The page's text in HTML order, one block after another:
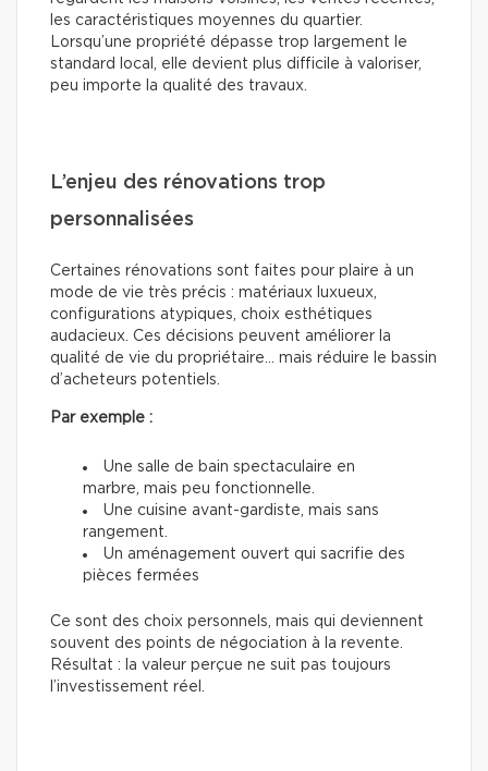
les caractéristiques moyennes du quartier.
Lorsqu’une propriété dépasse trop largement le
standard local, elle devient plus difficile à valoriser,
peu importe la qualité des travaux.
L’enjeu des rénovations trop
personnalisées
Certaines rénovations sont faites pour plaire à un
mode de vie très précis : matériaux luxueux,
configurations atypiques, choix esthétiques
audacieux. Ces décisions peuvent améliorer la
qualité de vie du propriétaire… mais réduire le bassin
d’acheteurs potentiels.
Par exemple :
Une salle de bain spectaculaire en
marbre, mais peu fonctionnelle.
Une cuisine avant-gardiste, mais sans
rangement.
Un aménagement ouvert qui sacrifie des
pièces fermées
Ce sont des choix personnels, mais qui deviennent
souvent des points de négociation à la revente.
Résultat : la valeur perçue ne suit pas toujours
l’investissement réel.